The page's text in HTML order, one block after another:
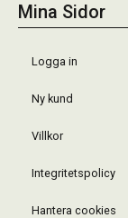
Mina Sidor
Logga in
Ny kund
Villkor
Integritetspolicy
Hantera cookies